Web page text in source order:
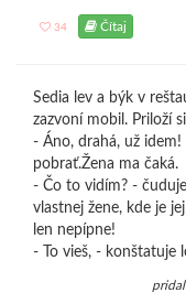
34 Čítaj
Sedia lev a býk v
zazvoní mobil. Priloží
- Áno, drahá, už
pobrať.Žena ma čaká.
- Čo to vidím? -
vlastnej žene, kde je
len nepípne!
- To vieš, - konštatuje
pridal